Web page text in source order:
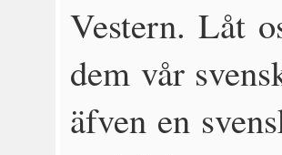
Vestern. Låt
dem vår
äfven en